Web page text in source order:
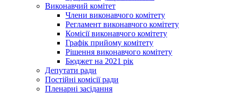
Виконавчий комітет
Члени виконавчого комітету
Регламент виконавчого комітету
Комісії виконавчого комітету
Графік прийому комітету
Рішення виконавчого комітету
Бюджет на 2021 рік
Депутати ради
Постійні комісії ради
Пленарні засідання